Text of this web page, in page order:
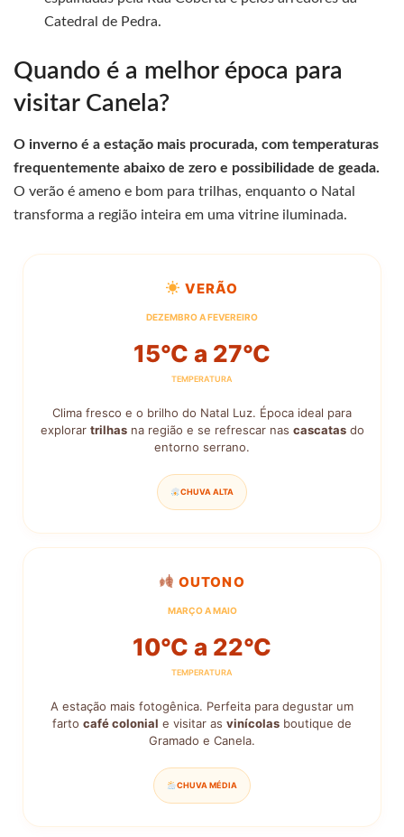
Catedral de Pedra.
Quando é a melhor época para
visitar Canela?
O inverno é a estação mais procurada, com temperaturas
frequentemente abaixo de zero e possibilidade de geada.
O verão é ameno e bom para trilhas, enquanto o Natal
transforma a região inteira em uma vitrine iluminada.
VERÃO
DEZEMBRO A FEVEREIRO
15°C a 27°C
TEMPERATURA
Clima fresco e o brilho do Natal Luz. Época ideal para
explorar trilhasna região e se refrescar nas cascatasdo
entorno serrano.
CHUVA ALTA
OUTONO
MARÇO A MAIO
10°C a 22°C
TEMPERATURA
A estação mais fotogênica. Perfeita para degustar um
farto café colonial e visitar as vinícolas boutique de
Gramado e Canela.
CHUVA MÉDIA